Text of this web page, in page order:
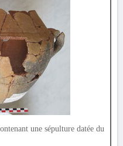
une sépulture datée du